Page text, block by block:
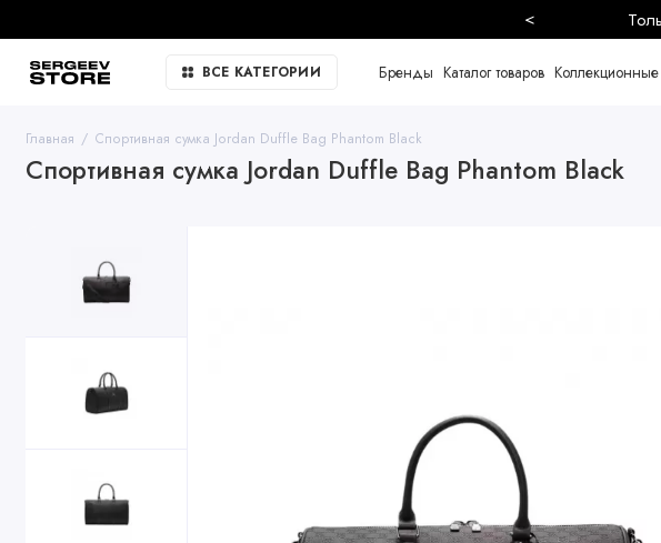
<
ВСЕ КАТЕГОРИИ Бренды Каталог товаров Коллекционные
Главная Спортивная сумка Jordan Duffle Bag Phantom Black
Спортивная сумка Jordan Duffle Bag Phantom Black